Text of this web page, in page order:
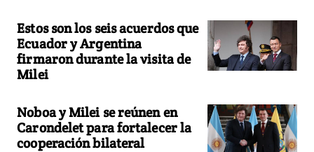
Estos son los seis acuerdos que
Ecuador y Argentina
firmaron durante la visita de
Milei
Noboa y Milei se reúnen en
Carondelet para fortalecer la
cooperación bilateral